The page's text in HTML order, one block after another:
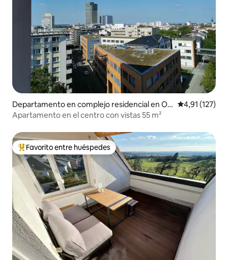
Departamento en complejo residencial en Off
enbach am Main
Calificación
4,91 (127)
Apartamento en el centro con vistas 55 m²
Favorito entre los huéspedes más destacados
Favorito entre huéspedes